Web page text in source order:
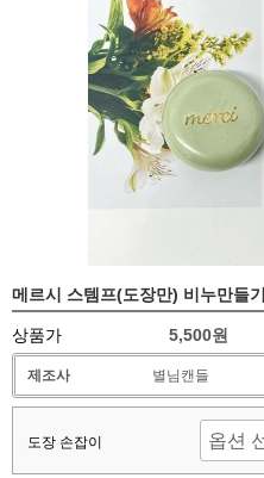
메르시 스템프(도장만) 비누만들
상품가 5,500원
제조사 별님캔들
도장 손잡이